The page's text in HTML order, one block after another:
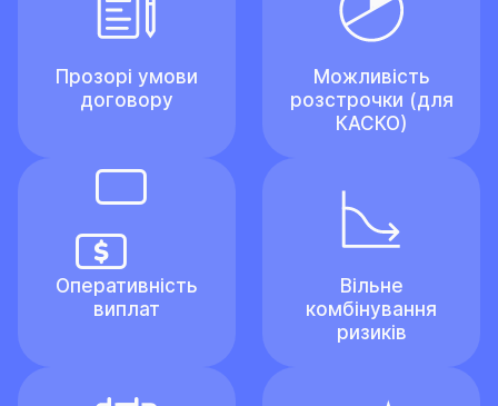
Прозорі умови
договору
Можливість
розстрочки (для
КАСКО)
Оперативність
виплат
Вільне
комбінування
ризиків